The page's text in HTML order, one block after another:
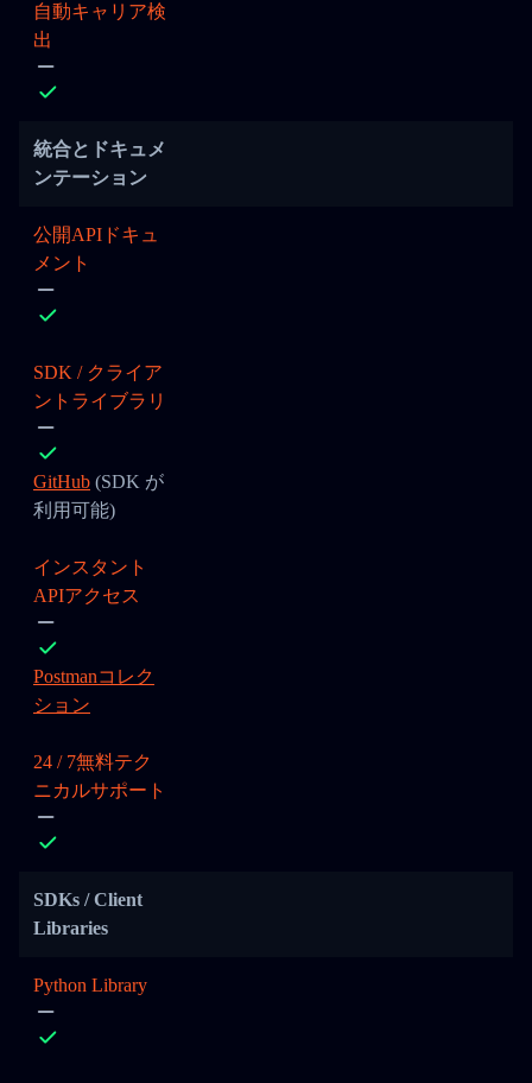
自動キャリア検
出
統合とドキュメ
ンテーション
公開APIドキュ
メント
SDK / クライア
ントライブラリ
GitHub (SDK が
利用可能)
インスタント
APIアクセス
Postmanコレク
ション
24 / 7無料テク
ニカルサポート
SDKs / Client
Libraries
Python Library